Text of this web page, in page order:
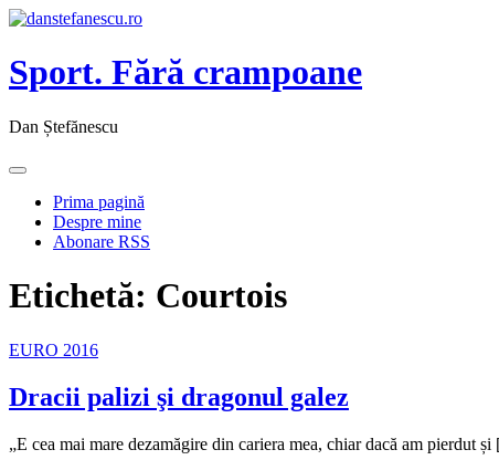
Sport. Fără crampoane
Dan Ștefănescu
Prima pagină
Despre mine
Abonare RSS
Etichetă: Courtois
EURO 2016
Dracii palizi şi dragonul galez
„E cea mai mare dezamăgire din cariera mea, chiar dacă am pierdut